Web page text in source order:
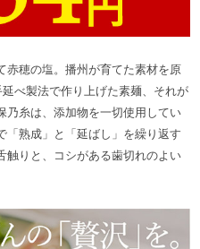
赤穂の塩。播州が育てた素材を原
べ製法で作り上げた素麺、それが
乃糸は、添加物を一切使用してい
「熟成」と「延ばし」を繰り返す
触りと、コシがある歯切れのよい